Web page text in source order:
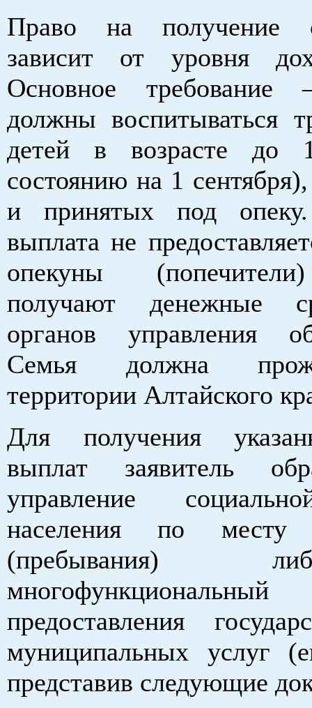
Право на получение
зависит от уровня
Основное
должны воспитываться
детей в возрасте до
состоянию на 1
и принятых под
выплата не
опекуны
получают денежные
органов управления
Семья должна
территории Алтайского
Для получения
выплат заявитель
управление
населения по месту
(пребывания)
предоставления
муниципальных услуг
представив следующие